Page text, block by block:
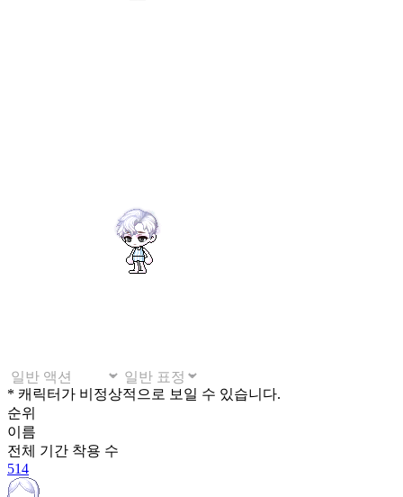
* 캐릭터가 비정상적으로 보일 수 있습니다.
순위
이름
전체 기간 착용 수
514